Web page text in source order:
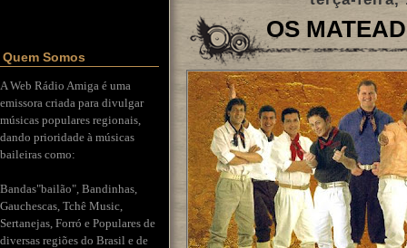
Quem Somos
A Web Rádio Amiga é uma
emissora criada para divulgar
músicas populares regionais,
dando prioridade à músicas
baileiras como:
Bandas"bailão", Bandinhas,
Gauchescas, Tchê Music,
Sertanejas, Forró e Populares de
diversas regiões do Brasil e de
OS